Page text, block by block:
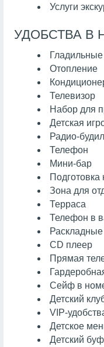
Услуги
УДОБСТВА В
Отопление
Телевизор
Набор для
Детская
Радио-
Телефон
Мини-бар
Подготовка
Зона для
Терраса
Телефон в
Раскладные
CD плеер
Прямая
Сейф в
Детский
VIP-
Детское
Детский